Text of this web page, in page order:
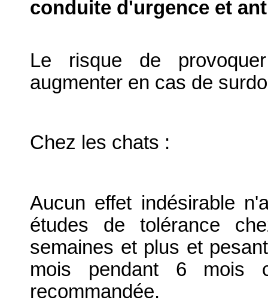
conduite d'urgence et
Le risque de
augmenter en cas de
Chez les chats :
Aucun effet indésirable
études de tolérance
semaines et plus et
mois pendant 6 mois
recommandée.